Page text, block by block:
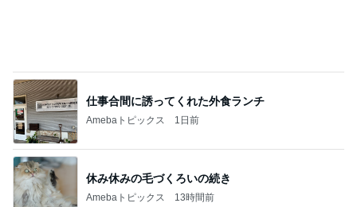
仕事合間に誘ってくれた外食ランチ
Amebaトピックス 1日前
休み休みの毛づくろいの続き
Amebaトピックス 13時間前